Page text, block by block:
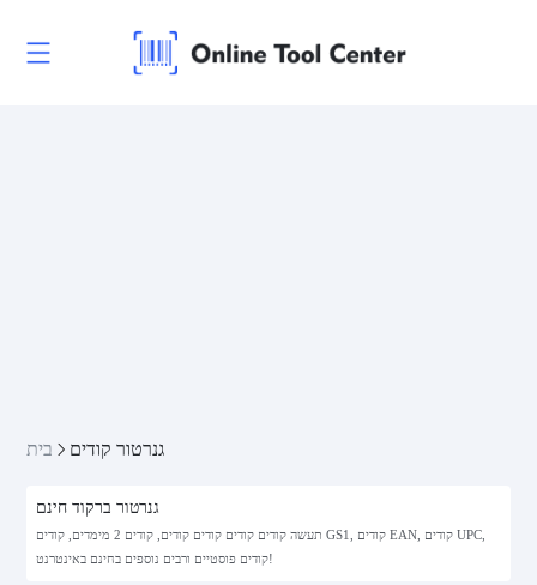
בית גנרטור קודים
גנרטור ברקוד חינם
תעשה קודים קודים קודים קודים, קודים 2 מימדים, קודים GS1, קודים EAN, קודים UPC,
קודים פוסטיים ורבים נוספים בחינם באינטרנט!